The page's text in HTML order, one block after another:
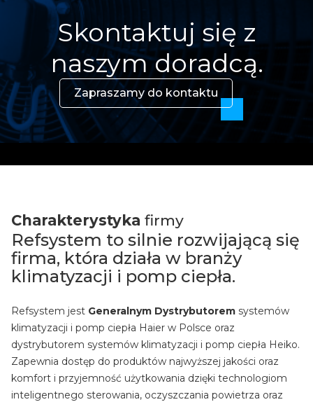
Skontaktuj się z
naszym doradcą.
Zapraszamy do kontaktu
Charakterystyka firmy
Refsystem to silnie rozwijającą się
firma, która działa w branży
klimatyzacji i pomp ciepła.
Refsystem jest Generalnym Dystrybutorem systemów
klimatyzacji i pomp ciepła Haier w Polsce oraz
dystrybutorem systemów klimatyzacji i pomp ciepła Heiko.
Zapewnia dostęp do produktów najwyższej jakości oraz
komfort i przyjemność użytkowania dzięki technologiom
inteligentnego sterowania, oczyszczania powietrza oraz